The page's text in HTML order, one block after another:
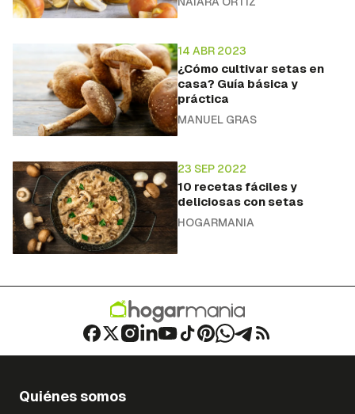
14 ABR 2023
¿Cómo cultivar setas en
casa? Guía básica y
práctica
MANUEL GRAS
23 SEP 2022
10 recetas fáciles y
deliciosas con setas
HOGARMANIA
Quiénes somos